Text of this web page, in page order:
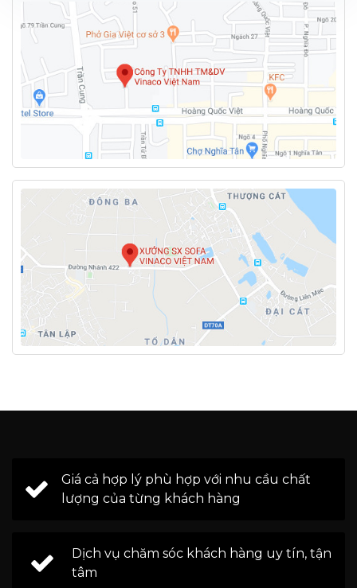
Giá cả hợp lý phù hợp với nhu cầu chất
lượng của từng khách hàng
Dịch vụ chăm sóc khách hàng uy tín, tận
tâm